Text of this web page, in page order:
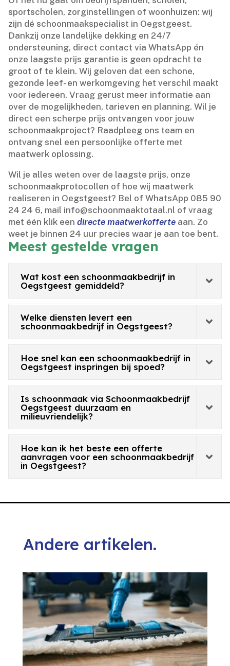
sportscholen, zorginstellingen of woonhuizen: wij
zijn dé schoonmaakspecialist in Oegstgeest.​
Dankzij onze landelijke dekking en 24/7
ondersteuning, direct contact via WhatsApp én
onze laagste prijs garantie is geen opdracht te
groot of te klein.​ Wij geloven dat een schone,
gezonde leef- en werkomgeving het verschil maakt
voor iedereen.​ Vraag gerust meer informatie aan
over de mogelijkheden, tarieven en planning.​ Wil je
direct een scherpe prijs ontvangen voor jouw
schoonmaakproject? Raadpleeg ons team en
ontvang snel een persoonlijke offerte met
maatwerk oplossing.​
Wil je alles weten over de laagste prijs, onze
schoonmaakprotocollen of hoe wij maatwerk
realiseren in Oegstgeest? Bel of WhatsApp 085 90
24 24 6, mail info@schoonmaaktotaal.​nl of vraag
met één klik eendirecte maatwerkofferte aan.​ Zo
weet je binnen 24 uur precies waar je aan toe bent.​
Meest gestelde vragen
Wat kost een schoonmaakbedrijf in
Oegstgeest gemiddeld?
Welke diensten levert een
schoonmaakbedrijf in Oegstgeest?
Hoe snel kan een schoonmaakbedrijf in
Oegstgeest inspringen bij spoed?
Is schoonmaak via Schoonmaakbedrijf
Oegstgeest duurzaam en
milieuvriendelijk?
Hoe kan ik het beste een offerte
aanvragen voor een schoonmaakbedrijf
in Oegstgeest?
Andere artikelen.